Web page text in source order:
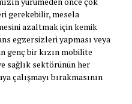
gerekebilir, mesela
azaltmak için kemik
egzersizleri yapması veya
genç bir kızın mobilite
sağlık sektörünün her
çalışmayı bırakmasının